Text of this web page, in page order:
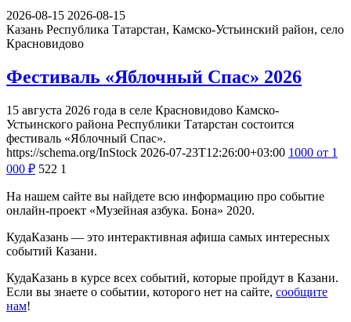
2026-08-15 2026-08-15
Казань Республика Татарстан, Камско-Устьинский район, село
Красновидово
Фестиваль «Яблочный Спас» 2026
15 августа 2026 года в селе Красновидово Камско-
Устьинского района Республики Татарстан состоится
фестиваль «Яблочный Спас».
https://schema.org/InStock 2026-07-23T12:26:00+03:00 1000 от 1
000 ₽ 522 1
На нашем сайте вы найдете всю информацию про событие
онлайн-проект «Музейная азбука. Бона» 2020.
КудаКазань — это интерактивная афиша самых интересных
событий Казани.
КудаКазань в курсе всех событий, которые пройдут в Казани.
Если вы знаете о событии, которого нет на сайте, сообщите
нам!